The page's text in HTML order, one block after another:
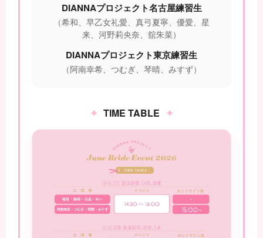
DIANNAプロジェクト名古屋練習生
（希和、早乙女礼愛、真弓夏寧、優愛、星
来、河野莉央奈、舘朱菜）
DIANNAプロジェクト東京練習生
（阿南幸希、つむぎ、琴晴、みすず）
TIME TABLE